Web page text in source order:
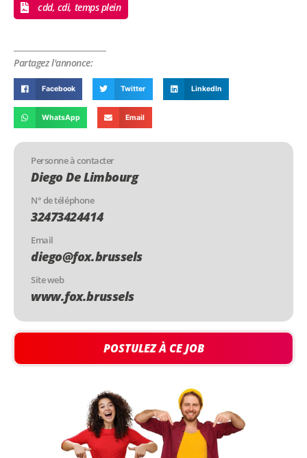
cdd, cdi, temps plein
Partagez l'annonce:
Facebook Twitter LinkedIn
WhatsApp Email
Personne à contacter
Diego De Limbourg
N° de téléphone
32473424414
Email
diego@fox.brussels
Site web
www.fox.brussels
POSTULEZ À CE JOB